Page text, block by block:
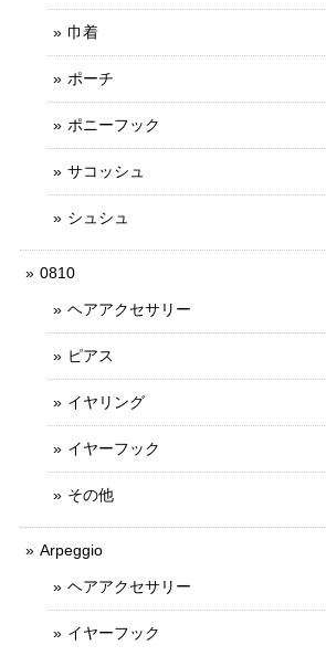
巾着
ポーチ
ポニーフック
サコッシュ
シュシュ
0810
ヘアアクセサリー
ピアス
イヤリング
イヤーフック
その他
Arpeggio
ヘアアクセサリー
イヤーフック